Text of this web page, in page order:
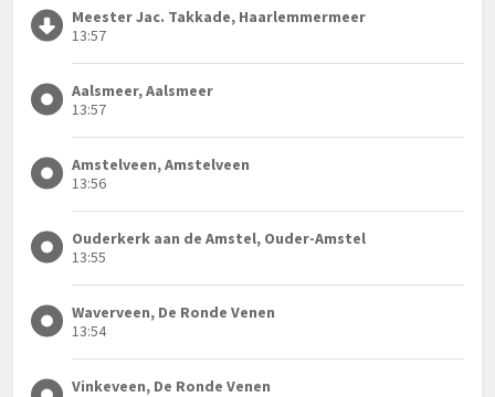
Meester Jac. Takkade, Haarlemmermeer
13:57
Aalsmeer, Aalsmeer
13:57
Amstelveen, Amstelveen
13:56
Ouderkerk aan de Amstel, Ouder-Amstel
13:55
Waverveen, De Ronde Venen
13:54
Vinkeveen, De Ronde Venen